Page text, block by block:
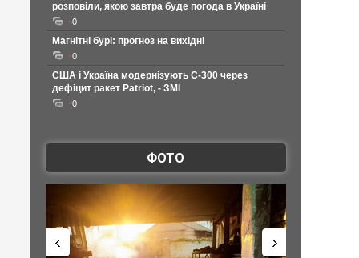
розповіли, якою завтра буде погода в Україні
0
Магнітні бурі: прогноз на вихідні
0
США і Україна модернізують С-300 через
дефіцит ракет Patriot, - ЗМІ
0
ФОТО